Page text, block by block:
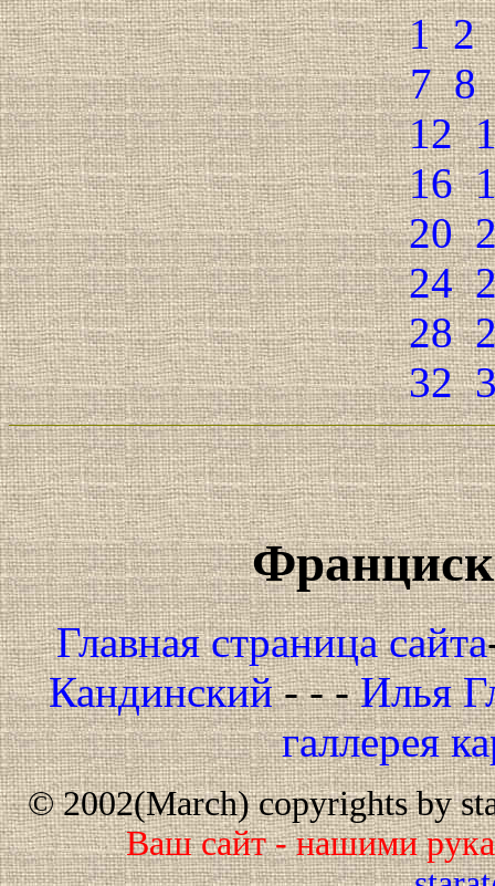
1 2
7 8
12
16
20
24
28
32
Главная страница сайта
Кандинский- - -Илья
галлерея
© 2002(March) copyrights by
Ваш сайт - нашими